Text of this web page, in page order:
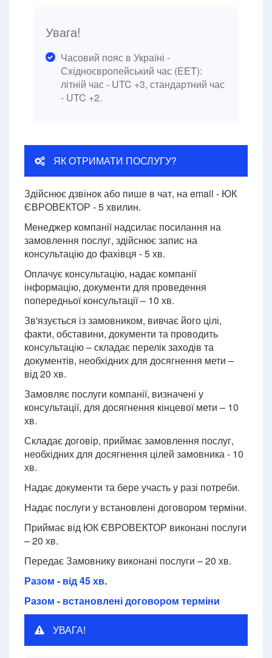
Увага!
Часовий пояс в Україні -
Східноєвропейський час (EET):
літній час - UTC +3, стандартний час
- UTC +2.
ЯК ОТРИМАТИ ПОСЛУГУ?
Здійснює дзвінок або пише в чат, на email - ЮК
ЄВРОВЕКТОР - 5 хвилин.
Менеджер компанії надсилає посилання на
замовлення послуг, здійснює запис на
консультацію до фахівця - 5 хв.
Оплачує консультацію, надає компанії
інформацію, документи для проведення
попередньої консультації – 10 хв.
Зв'язується із замовником, вивчає його цілі,
факти, обставини, документи та проводить
консультацію – складає перелік заходів та
документів, необхідних для досягнення мети –
від 20 хв.
Замовляє послуги компанії, визначені у
консультації, для досягнення кінцевої мети – 10
хв.
Складає договір, приймає замовлення послуг,
необхідних для досягнення цілей замовника - 10
хв.
Надає документи та бере участь у разі потреби.
Надає послуги у встановлені договором терміни.
Приймає від ЮК ЄВРОВЕКТОР виконані послуги
– 20 хв.
Передає Замовнику виконані послуги – 20 хв.
Разом - від 45 хв.
Разом - встановлені договором терміни
УВАГА!